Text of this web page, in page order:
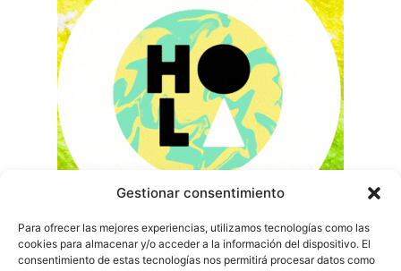
Gestionar consentimiento
Para ofrecer las mejores experiencias, utilizamos tecnologías como las
cookies para almacenar y/o acceder a la información del dispositivo. El
consentimiento de estas tecnologías nos permitirá procesar datos como